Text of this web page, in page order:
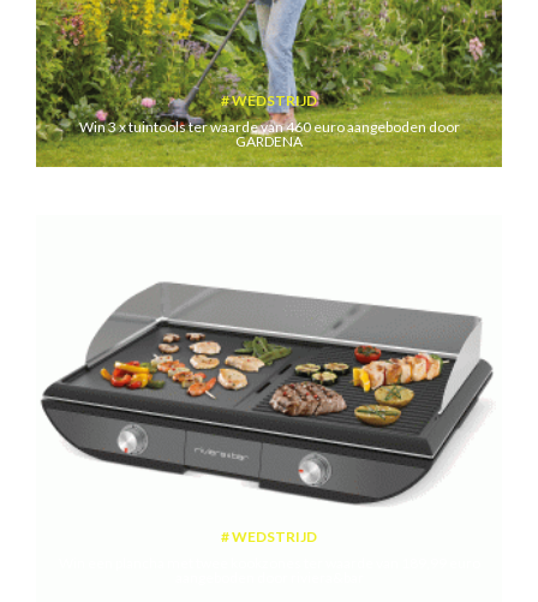
WEDSTRIJD
Win 3 x tuintools ter waarde van 460 euro aangeboden door
GARDENA
WEDSTRIJD